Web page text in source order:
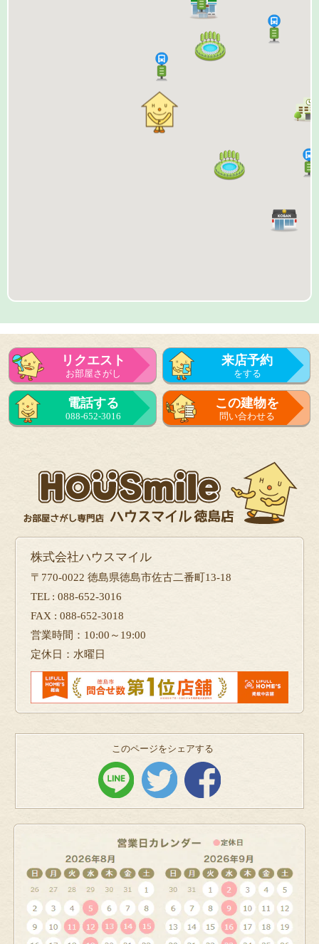
リクエスト
お部屋さがし
来店予約
をする
来店予約
をする
電話する
088-652-3016
この建物を
問い合わせる
株式会社ハウスマイル
〒770-0022 徳島県徳島市佐古二番町13-18
TEL : 088-652-3016
FAX : 088-652-3018
営業時間：10:00～19:00
定休日：水曜日
このページをシェアする